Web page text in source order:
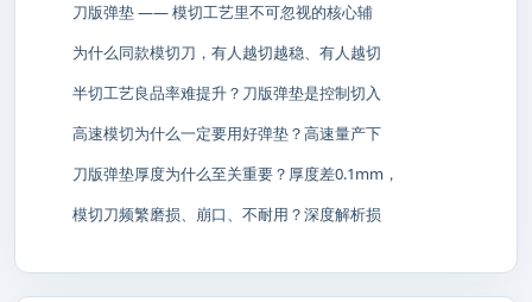
刀版弹垫 —— 模切工艺里不可忽视的核心辅
为什么同款模切刀，有人越切越稳、有人越切
半切工艺良品率难提升？刀版弹垫是控制切入
高速模切为什么一定要用好弹垫？高速量产下
刀版弹垫厚度为什么至关重要？厚度差0.1mm，
模切刀频繁磨损、崩口、不耐用？深度解析损